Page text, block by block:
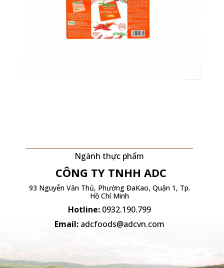
Ngành thực phẩm
CÔNG TY TNHH ADC
93 Nguyễn Văn Thủ, Phường ĐaKao, Quận 1, Tp.
Hồ Chí Minh
Hotline: 0932.190.799
Email: adcfoods@adcvn.com